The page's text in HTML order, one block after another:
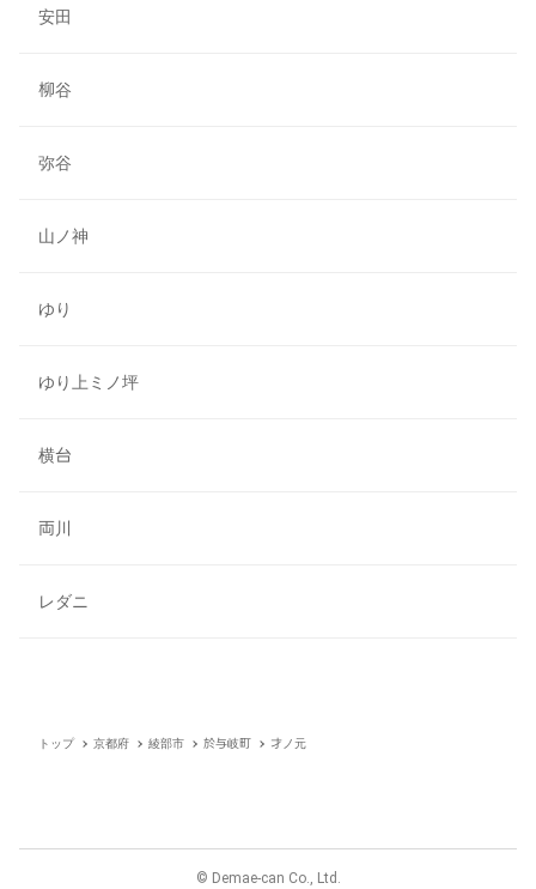
安田
柳谷
弥谷
山ノ神
ゆり
ゆり上ミノ坪
横台
両川
レダニ
トップ 京都府 綾部市 於与岐町 才ノ元
© Demae-can Co., Ltd.